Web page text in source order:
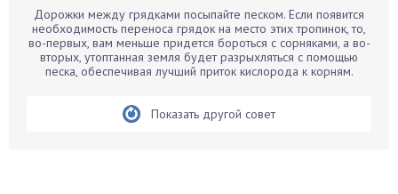
Бархатцы
Бегония
Белые грибы
Дорожки между грядками посыпайте песком. Если появится
необходимость переноса грядок на место этих тропинок, то,
во-первых, вам меньше придется бороться с сорняками, а во-
вторых, утоптанная земля будет разрыхляться с помощью
песка, обеспечивая лучший приток кислорода к корням.
Показать другой совет